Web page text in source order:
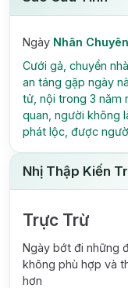
Ngày Nhân Chuyên
Cưới gả, chuyển
an táng gặp ngày
tử, nội trong 3 năm
quan, người không
phát lộc, được
Nhị Thập Kiến
Trực Trừ
Ngày bớt đi những
không phù hợp và
hơn